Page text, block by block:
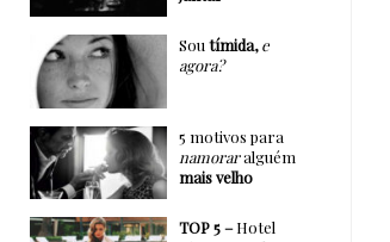
Sou tímida, e
agora?
5 motivos para
namoraralguém
mais velho
TOP 5 –Hotel